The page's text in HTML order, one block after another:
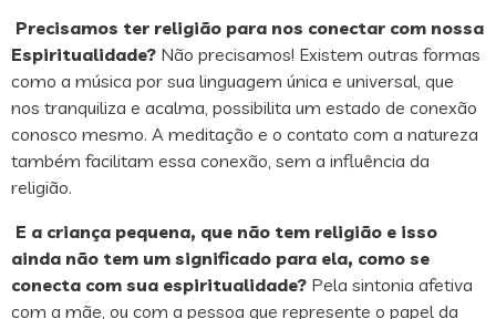
Precisamos ter religião para nos conectar com nossa
Espiritualidade? Não precisamos! Existem outras formas
como a música por sua linguagem única e universal, que
nos tranquiliza e acalma, possibilita um estado de conexão
conosco mesmo. A meditação e o contato com a natureza
também facilitam essa conexão, sem a influência da
religião.
E a criança pequena, que não tem religião e isso
ainda não tem um significado para ela, como se
conecta com sua espiritualidade? Pela sintonia afetiva
com a mãe, ou com a pessoa que represente o papel da